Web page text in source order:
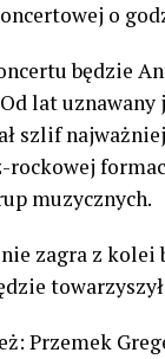
o
będzie
lat
szlif
rockowej
muzycznych.
zagra z kolei
Przemek